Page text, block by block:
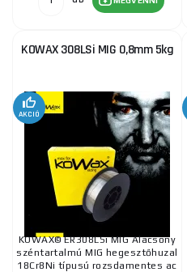
KOWAX 308LSi MIG 0,8mm 5kg
AKCIÓ
KOWAX© ER308LSi MIG Alacsony
széntartalmú MIG hegesztőhuzal
18Cr8Ni típusú rozsdamentes ac